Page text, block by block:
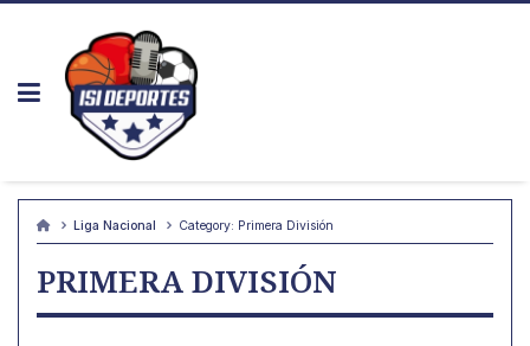
Skip
Liga Nacional Category: Primera División
PRIMERA DIVISIÓN